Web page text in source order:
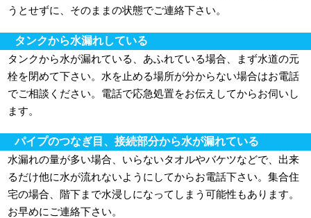
うとせずに、そのままの状態でご連絡下さい。
タンクから水漏れしている
タンクから水が漏れている、あふれている場合、まず水道の元
栓を閉めて下さい。水を止める場所が分からない場合はお電話
でご相談ください。電話で応急処置をお伝えしてからお伺いし
ます。
パイプのつなぎ目、接続部分から水が漏れている
水漏れの量が多い場合、いらないタオルやバケツなどで、出来
るだけ他に水が流れないようにしてからお電話下さい。集合住
宅の場合、階下まで水浸しになってしまう可能性もあります。
お早めにご連絡下さい。